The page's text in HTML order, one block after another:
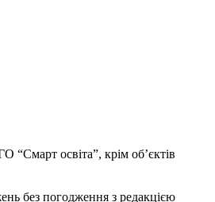
“Смарт освіта”, крім об’єктів
без погодження з редакцією